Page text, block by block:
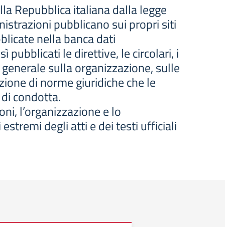
Repubblica italiana dalla legge
pubblicano sui propri siti
nella banca dati
pubblicati le direttive, le circolari, i
sulla organizzazione, sulle
di norme giuridiche che le
condotta.
l’organizzazione e lo
degli atti e dei testi ufficiali